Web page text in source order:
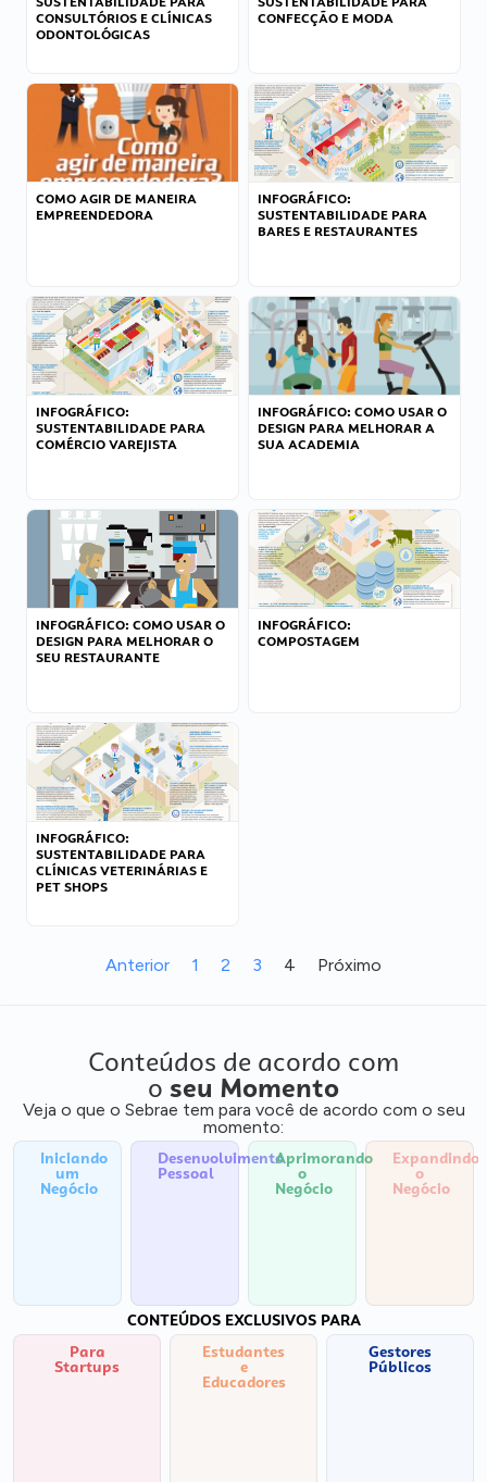
CONSULTÓRIOS E CLÍNICAS
ODONTOLÓGICAS
CONFECÇÃO E MODA
COMO AGIR DE MANEIRA
EMPREENDEDORA
INFOGRÁFICO:
SUSTENTABILIDADE PARA
BARES E RESTAURANTES
INFOGRÁFICO:
SUSTENTABILIDADE PARA
COMÉRCIO VAREJISTA
INFOGRÁFICO: COMO USAR O
DESIGN PARA MELHORAR A
SUA ACADEMIA
INFOGRÁFICO: COMO USAR O
DESIGN PARA MELHORAR O
SEU RESTAURANTE
INFOGRÁFICO:
COMPOSTAGEM
INFOGRÁFICO:
SUSTENTABILIDADE PARA
CLÍNICAS VETERINÁRIAS E
PET SHOPS
Anterior 1 2 3 4 Próximo
Conteúdos de acordo com
o seu Momento
Veja o que o Sebrae tem para você de acordo com o seu
momento:
Iniciando
um
Negócio
Desenvolvimento
Pessoal
Aprimorando
o
Negócio
Expandindo
o
Negócio
CONTEÚDOS EXCLUSIVOS PARA
Para
Startups
Estudantes
e
Educadores
Gestores
Públicos